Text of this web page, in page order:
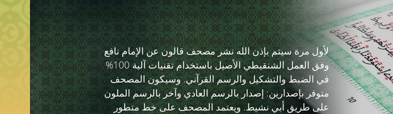
لأول مرة سيتم بإذن الله نشر مصحف قالون عن الإمام نافع
وفق العمل الشنقيطي الأصيل باستخدام تقنيات آلية 100%
في الضبط والتشكيل والرسم القرآني. وسيكون المصحف
متوفر بإصدارين: إصدار بالرسم العادي وآخر بالرسم الملون
على طريق أبي نشيط. ويعتمد المصحف على خط متطور